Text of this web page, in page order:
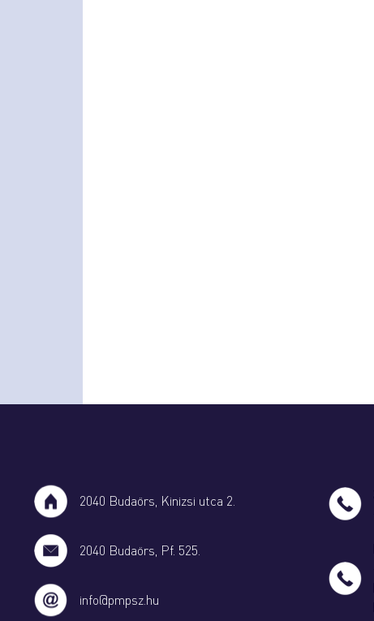
2040 Budaörs, Kinizsi utca 2.
2040 Budaörs, Pf. 525.
info@pmpsz.hu